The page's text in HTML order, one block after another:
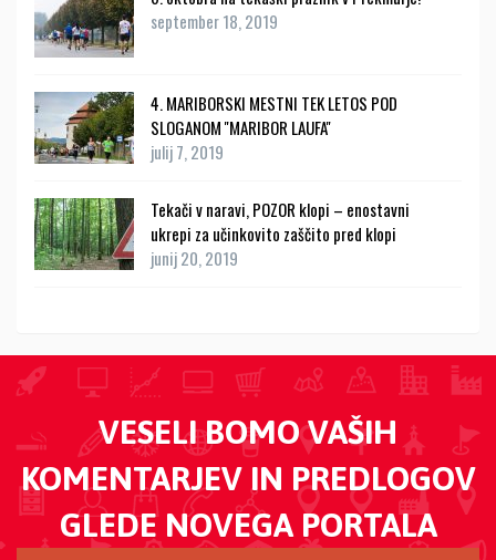
september 18, 2019
4. MARIBORSKI MESTNI TEK LETOS POD
SLOGANOM ''MARIBOR LAUFA''
julij 7, 2019
Tekači v naravi, POZOR klopi – enostavni
ukrepi za učinkovito zaščito pred klopi
junij 20, 2019
VESELI BOMO VAŠIH
KOMENTARJEV IN PREDLOGOV
GLEDE NOVEGA PORTALA